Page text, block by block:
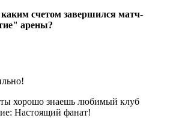
счетом завершился матч-
арены?
ты хорошо знаешь любимый клуб
Настоящий фанат!